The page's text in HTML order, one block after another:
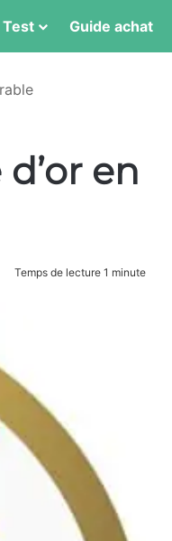
Test Guide achat
en
Temps de lecture 1 minute